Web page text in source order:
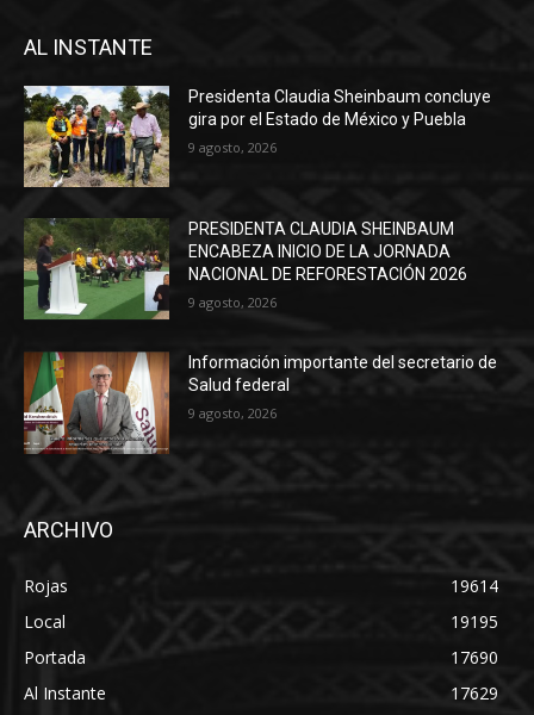
AL INSTANTE
Presidenta Claudia Sheinbaum concluye
gira por el Estado de México y Puebla
9 agosto, 2026
PRESIDENTA CLAUDIA SHEINBAUM
ENCABEZA INICIO DE LA JORNADA
NACIONAL DE REFORESTACIÓN 2026
9 agosto, 2026
Información importante del secretario de
Salud federal
9 agosto, 2026
ARCHIVO
Rojas
19614
Local
19195
Portada
17690
Al Instante
17629